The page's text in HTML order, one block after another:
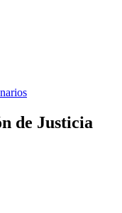
de Justicia